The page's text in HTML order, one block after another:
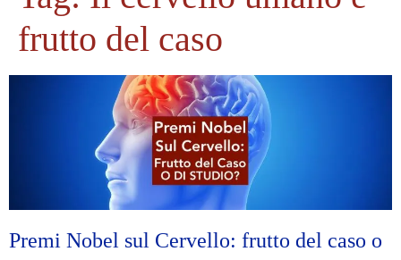
frutto del caso
Premi Nobel sul Cervello: frutto del caso o